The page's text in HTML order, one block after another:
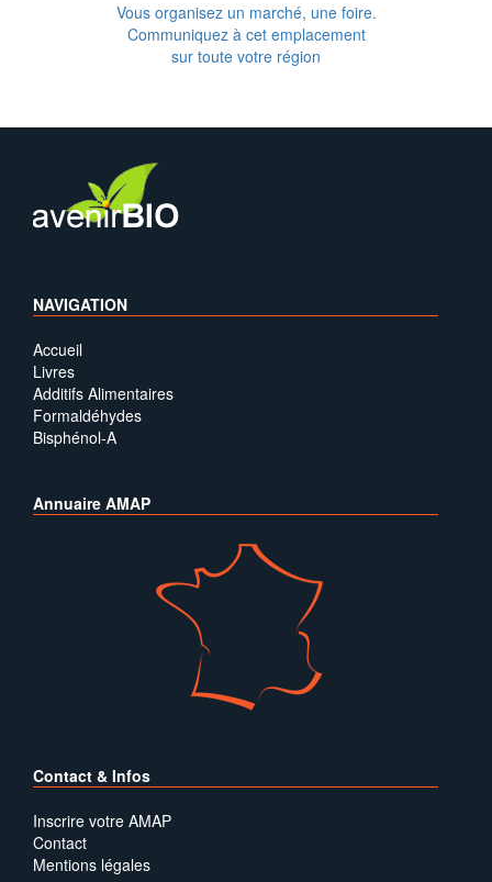
Vous organisez un marché, une foire.
Communiquez à cet emplacement
sur toute votre région
NAVIGATION
Accueil
Livres
Additifs Alimentaires
Formaldéhydes
Bisphénol-A
Annuaire AMAP
Contact & Infos
Inscrire votre AMAP
Contact
Mentions légales